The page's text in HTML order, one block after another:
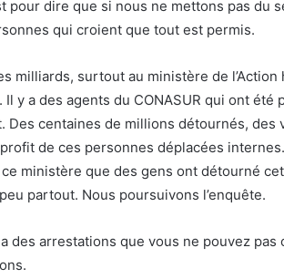
pour dire que si nous ne mettons pas du
qui croient que tout est permis.
milliards, surtout au ministère de l’Action
Il y a des agents du CONASUR qui ont
Des centaines de millions détournés,
de ces personnes déplacées internes.
ce ministère que des gens ont détourné
partout. Nous poursuivons l’enquête.
des arrestations que vous ne pouvez